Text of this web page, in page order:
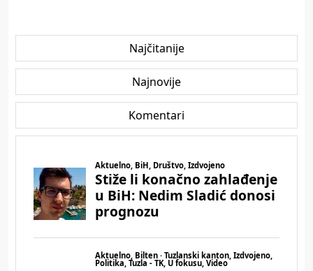
Najčitanije
Najnovije
Komentari